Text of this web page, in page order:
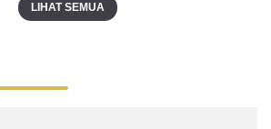
LIHAT SEMUA